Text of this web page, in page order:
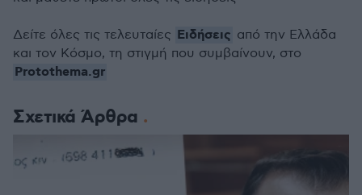
Σχετικά Άρθρα
Δείτε όλες τις τελευταίες Ειδήσεις από την Ελλάδα
και τον Κόσμο, τη στιγμή που συμβαίνουν, στο
Protothema.gr